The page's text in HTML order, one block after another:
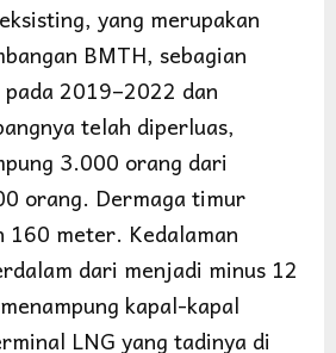
yang merupakan
BMTH, sebagian
2019–2022 dan
telah diperluas,
3.000 orang dari
orang. Dermaga timur
160 meter. Kedalaman
dari menjadi minus 12
kapal-kapal
LNG yang tadinya di